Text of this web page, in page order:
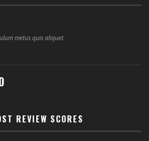
metus quis aliquet.
REVIEW SCORES